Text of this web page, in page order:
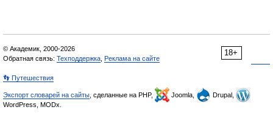
18+
© Академик, 2000-2026
Обратная связь: Техподдержка, Реклама на сайте
👣 Путешествия
Экспорт словарей на сайты, сделанные на PHP, Joomla,
Drupal,
WordPress, MODx.